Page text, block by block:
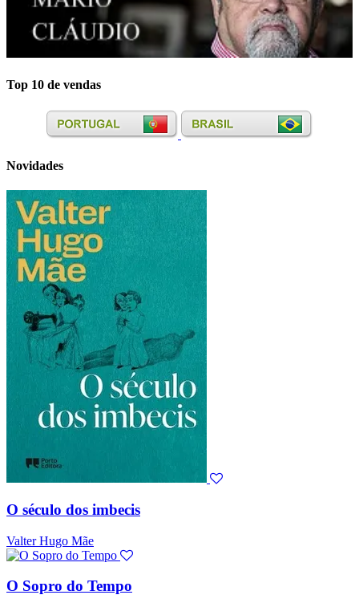
Top 10 de vendas
Novidades
O século dos imbecis
Valter Hugo Mãe
O Sopro do Tempo